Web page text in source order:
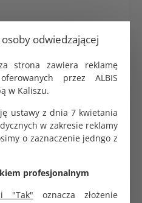
odwiedzającej
strona zawiera reklamę
przez ALBIS
w Kaliszu.
ustawy z dnia 7 kwietania
w zakresie reklamy
o zaznaczenie jedngo z
profesjonalnym
"Tak" oznacza złożenie
samoprzylepna 30x40cm
samoprzylepna 7x23cm